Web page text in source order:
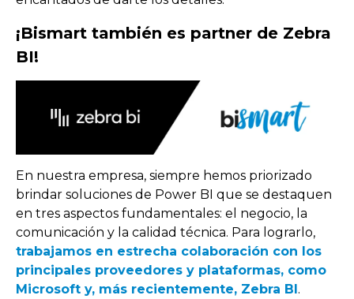
¡Bismart también es partner de Zebra
BI!
En nuestra empresa, siempre hemos priorizado
brindar soluciones de Power BI que se destaquen
en tres aspectos fundamentales: el negocio, la
comunicación y la calidad técnica. Para lograrlo,
trabajamos en estrecha colaboración con los
principales proveedores y plataformas, como
Microsoft y, más recientemente, Zebra BI.